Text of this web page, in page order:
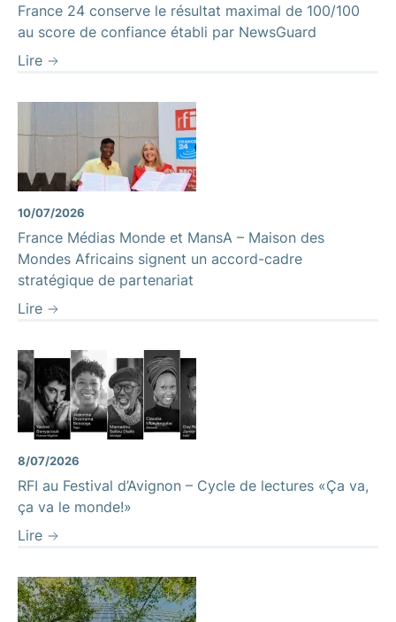
France 24 conserve le résultat maximal de 100/100
au score de confiance établi par NewsGuard
Lire
10/07/2026
France Médias Monde et MansA – Maison des
Mondes Africains signent un accord-cadre
stratégique de partenariat
Lire
8/07/2026
RFI au Festival d’Avignon – Cycle de lectures «Ça va,
ça va le monde!»
Lire